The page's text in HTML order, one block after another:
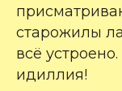
старожилы
всё
идиллия!